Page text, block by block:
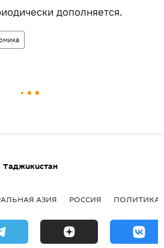
дополняется.
Таджикистан
АЗИЯ РОССИЯ ПОЛИТИКА